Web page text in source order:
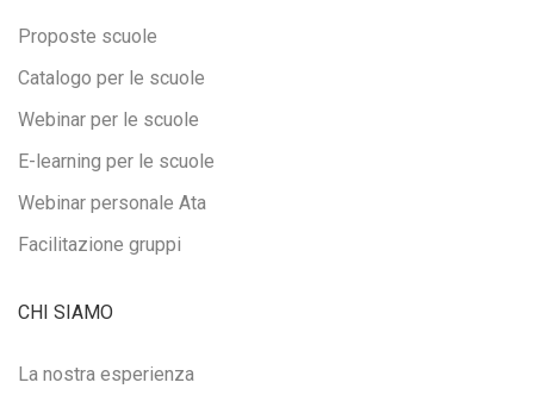
Proposte scuole
Catalogo per le scuole
Webinar per le scuole
E-learning per le scuole
Webinar personale Ata
Facilitazione gruppi
CHI SIAMO
La nostra esperienza